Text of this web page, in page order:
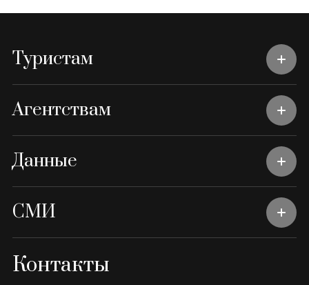
Туристам
Агентствам
Данные
СМИ
Контакты